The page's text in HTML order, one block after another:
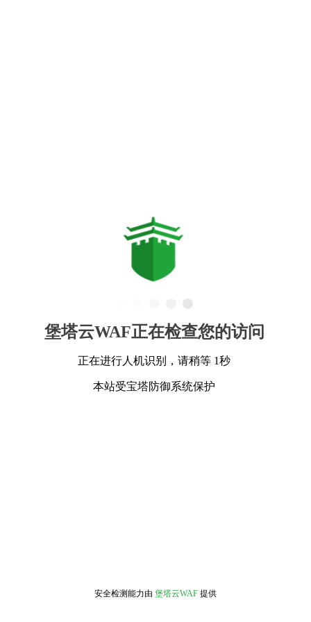
堡塔云WAF正在检查您的访问
正在进行人机识别，请稍等 1秒
本站受宝塔防御系统保护
安全检测能力由 堡塔云WAF 提供